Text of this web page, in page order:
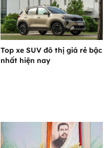
Top xe SUV đô thị giá rẻ bậc
nhất hiện nay